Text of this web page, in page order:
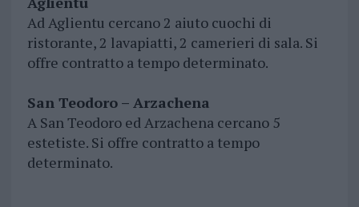
Ad Aglientu cercano 2 aiuto cuochi di
ristorante, 2 lavapiatti, 2 camerieri di sala. Si
offre contratto a tempo determinato.
San Teodoro – Arzachena
A San Teodoro ed Arzachena cercano 5
estetiste. Si offre contratto a tempo
determinato.